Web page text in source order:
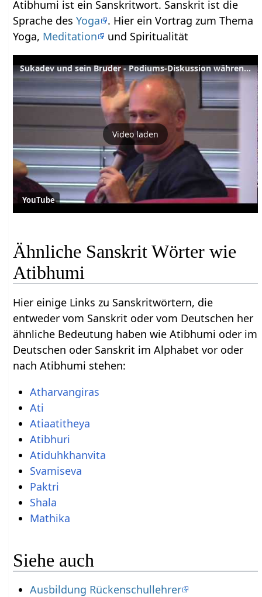
Atibhumi ist ein Sanskritwort. Sanskrit ist die
Sprache desYoga
. Hier ein Vortrag zum Thema
Yoga, Meditation und Spiritualität
Sukadev und sein Bruder - Podiums-Diskussion während des Business-Yoga-Kongresses
Video laden
YouTube
Ähnliche Sanskrit Wörter wie
Atibhumi
Hier einige Links zu Sanskritwörtern, die
entweder vom Sanskrit oder vom Deutschen her
ähnliche Bedeutung haben wie Atibhumi oder im
Deutschen oder Sanskrit im Alphabet vor oder
nach Atibhumi stehen:
Atharvangiras
Ati
Atiaatitheya
Atibhuri
Atiduhkhanvita
Svamiseva
Paktri
Shala
Mathika
Siehe auch
Ausbildung Rückenschullehrer